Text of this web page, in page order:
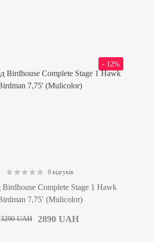
- 12%
0 відгуків
Complete Stage 1 Hawk
7,75′ (Mulicolor)
2890UAH
3290UAH